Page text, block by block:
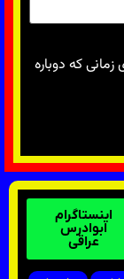
که دوباره
اینستاگرام
ابوادرس
عراقی